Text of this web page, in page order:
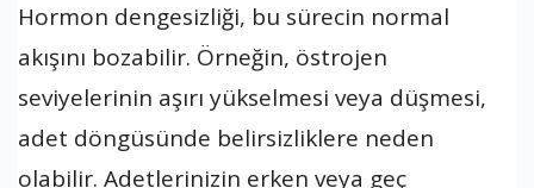
Hormon dengesizliği, bu sürecin normal
akışını bozabilir. Örneğin, östrojen
seviyelerinin aşırı yükselmesi veya düşmesi,
adet döngüsünde belirsizliklere neden
olabilir. Adetlerinizin erken veya geç